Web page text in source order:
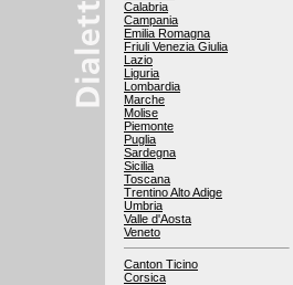
Calabria
Campania
Emilia Romagna
Friuli Venezia Giulia
Lazio
Liguria
Lombardia
Marche
Molise
Piemonte
Puglia
Sardegna
Sicilia
Toscana
Trentino Alto Adige
Umbria
Valle d'Aosta
Veneto
Canton Ticino
Corsica